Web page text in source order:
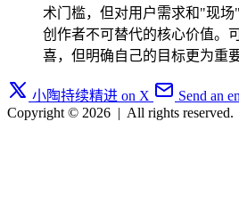
术门槛，但对用户需求和"现
创作者不可替代的核心价值。
喜，但明确自己的目标更为重要
小陶持续精进 on X
Send an
Copyright © 2026 | All rights reserved.